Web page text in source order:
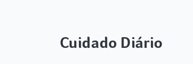
Cuidado Diário